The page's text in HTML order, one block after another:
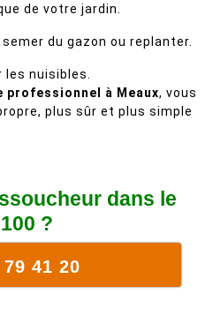
de votre jardin.
du gazon ou replanter.
nuisibles.
professionnel à Meaux, vous
plus sûr et plus simple
dans le
?
41 20